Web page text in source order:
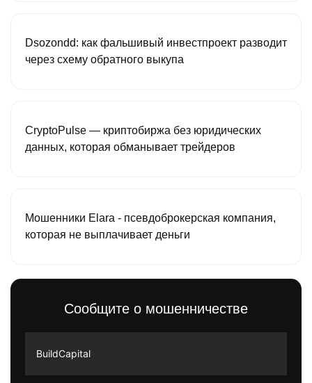
Dsozondd: как фальшивый инвестпроект разводит
через схему обратного выкупа
CryptoPulse — криптобиржа без юридических
данных, которая обманывает трейдеров
Мошенники Elara - псевдоброкерская компания,
которая не выплачивает деньги
Сообщите о мошенничестве